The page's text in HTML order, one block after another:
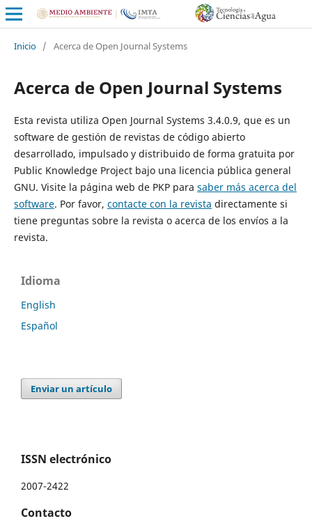
Inicio / Acerca de Open Journal Systems
Acerca de Open Journal Systems
Esta revista utiliza Open Journal Systems 3.4.0.9, que es un
software de gestión de revistas de código abierto
desarrollado, impulsado y distribuido de forma gratuita por
Public Knowledge Project bajo una licencia pública general
GNU. Visite la página web de PKP para saber más acerca del
software. Por favor, contacte con la revista directamente si
tiene preguntas sobre la revista o acerca de los envíos a la
revista.
Idioma
English
Español
Enviar un artículo
ISSN electrónico
2007-2422
Contacto